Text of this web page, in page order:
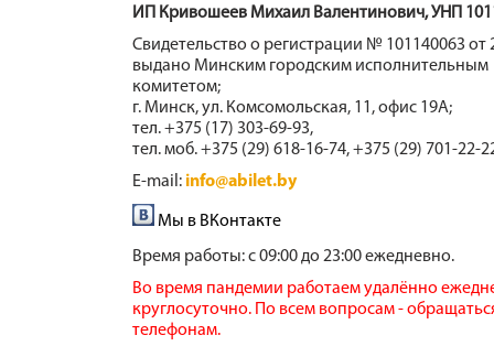
ИП Кривошеев Михаил Валентинович, УНП
Свидетельство о регистрации № 101140063 от
выдано Минским городским исполнительным
комитетом;
г. Минск, ул. Комсомольская, 11, офис 19А;
тел. +375 (17) 303-69-93,
тел. моб. +375 (29) 618-16-74, +375 (29) 701-22-
E-mail: info@abilet.by
Мы в ВКонтакте
Время работы:с 09:00 до 23:00 ежедневно.
Во время пандемии работаем удалённо
круглосуточно. По всем вопросам -
телефонам.